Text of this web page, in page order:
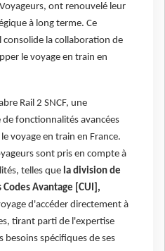
ont renouvelé leur
à long terme. Ce
la collaboration de
le voyage en train en
Rail 2 SNCF, une
fonctionnalités avancées
voyage en train en France.
sont pris en compte à
telles que la division de
Avantage [CUI],
d'accéder directement à
tirant parti de l'expertise
besoins spécifiques de ses